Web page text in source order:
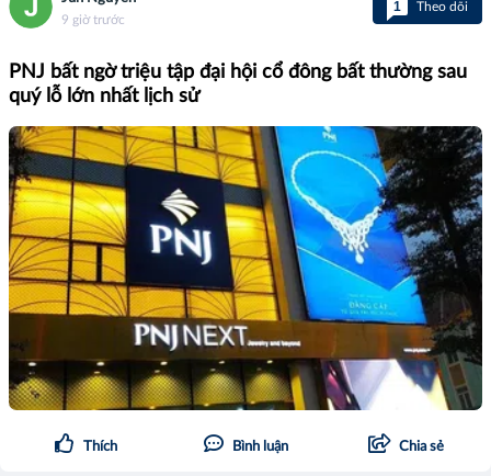
9 giờ trước
1 Theo dõi
PNJ bất ngờ triệu tập đại hội cổ đông bất thường sau
quý lỗ lớn nhất lịch sử
Thích Bình luận Chia sẻ